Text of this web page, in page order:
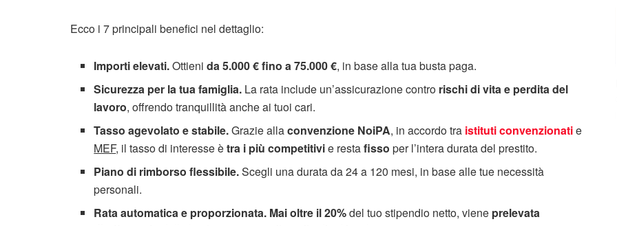
Ecco i 7 principali benefici nel dettaglio:
Importi elevati.Ottienida 5.000 € fino a 75.000 €, in base alla tua busta paga.
Sicurezza per la tua famiglia. La rata include un’assicurazione contro rischi di vita e perdita del
lavoro, offrendo tranquillità anche ai tuoi cari.
Tasso agevolato e stabile.Grazie allaconvenzione NoiPA, in accordo tra istituti convenzionatie
MEF, il tasso di interesse ètra i più competitivie restafisso per l’intera durata del prestito.
Piano di rimborso flessibile.Scegli una durata da 24 a 120 mesi, in base alle tue necessità
personali.
Rata automatica e proporzionata. Mai oltre il 20%del tuo stipendio netto, viene prelevata